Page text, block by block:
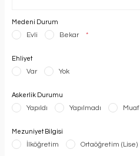
Medeni Durum
Evli Bekar *
Ehliyet
Var Yok
Askerlik Durumu
Yapıldı Yapılmadı Muaf
Mezuniyet Bilgisi
İlköğretim Ortaöğretim (Lise)